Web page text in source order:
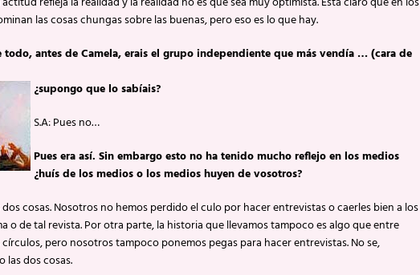
las cosas chungas sobre las buenas, pero eso es lo que hay.
antes de Camela, erais el grupo independiente que más vendía … (cara de
¿supongo que lo sabíais?
S.A: Pues no…
Pues era así. Sin embargo esto no ha tenido mucho reflejo en los medios
¿huís de los medios o los medios huyen de vosotros?
dos cosas. Nosotros no hemos perdido el culo por hacer entrevistas o caerles bien a los
o de tal revista. Por otra parte, la historia que llevamos tampoco es algo que entre
pero nosotros tampoco ponemos pegas para hacer entrevistas. No se,
las dos cosas.